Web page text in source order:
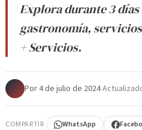
Explora durante 3
gastronomía, servicios
+ Servicios.
Por·4 de julio de 2024·
COMPARTIR WhatsApp